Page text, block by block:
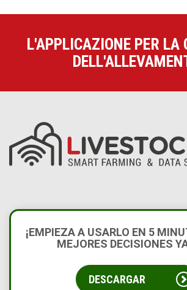
L'APPLICAZIONE PER LA
¡EMPIEZA A USARLO EN 5
MEJORES DECISIONES
DESCARGAR